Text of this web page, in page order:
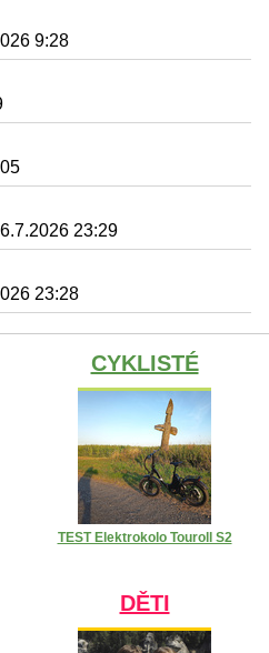
9:28
23:29
23:28
CYKLISTÉ
TEST Elektrokolo Touroll S2
DĚTI